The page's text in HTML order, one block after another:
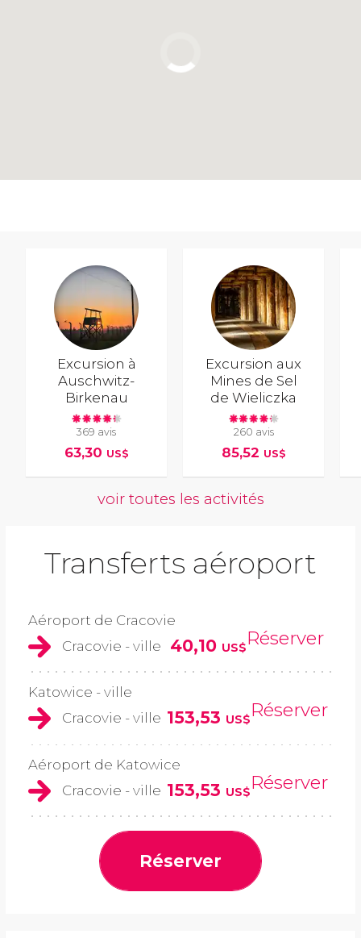
Excursion à
Auschwitz-
Birkenau
369 avis
63,30 US$
Excursion aux
Mines de Sel
de Wieliczka
260 avis
85,52 US$
voir toutes les activités
Transferts aéroport
Aéroport de Cracovie
Cracovie - ville
40,10 US$Réserver
Katowice - ville
Cracovie - ville 153,53 US$Réserver
Aéroport de Katowice
Cracovie - ville 153,53 US$Réserver
Réserver